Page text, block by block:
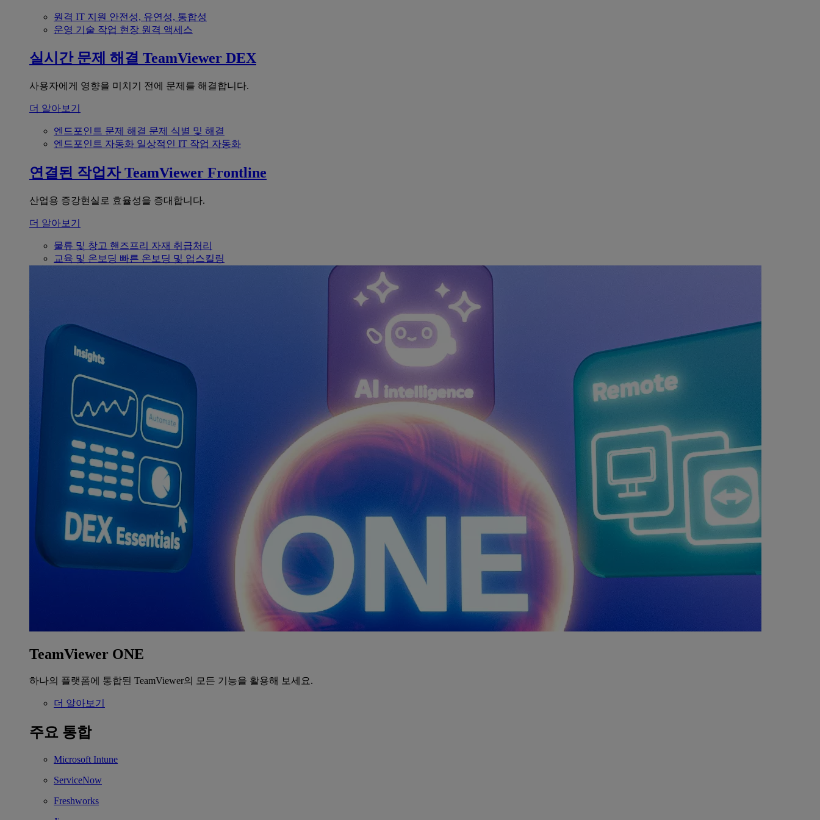
원격 IT 지원 안전성, 유연성, 통합성
운영 기술 작업 현장 원격 액세스
실시간 문제 해결 TeamViewer DEX
사용자에게 영향을 미치기 전에 문제를 해결합니다.
더 알아보기
엔드포인트 문제 해결 문제 식별 및 해결
엔드포인트 자동화 일상적인 IT 작업 자동화
연결된 작업자 TeamViewer Frontline
산업용 증강현실로 효율성을 증대합니다.
더 알아보기
물류 및 창고 핸즈프리 자재 취급처리
교육 및 온보딩 빠른 온보딩 및 업스킬링
TeamViewer ONE
하나의 플랫폼에 통합된 TeamViewer의 모든 기능을 활용해 보세요.
더 알아보기
주요 통합
Microsoft Intune
ServiceNow
Freshworks